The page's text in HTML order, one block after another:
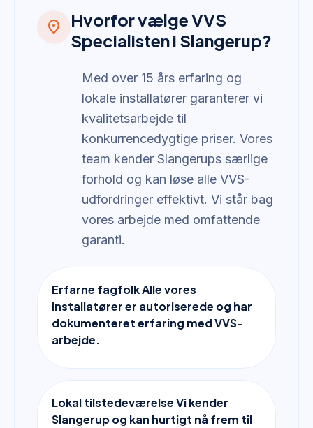
location_on
Hvorfor vælge VVS
Specialisten i Slangerup?
Med over 15 års erfaring og
lokale installatører garanterer vi
kvalitetsarbejde til
konkurrencedygtige priser. Vores
team kender Slangerups særlige
forhold og kan løse alle VVS-
udfordringer effektivt. Vi står bag
vores arbejde med omfattende
garanti.
Erfarne fagfolk Alle vores
installatører er autoriserede og har
dokumenteret erfaring med VVS-
arbejde.
Lokal tilstedeværelse Vi kender
Slangerup og kan hurtigt nå frem til